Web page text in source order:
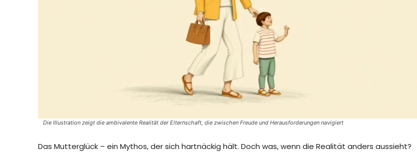
Die Illustration zeigt die ambivalente Realität der Elternschaft, die zwischen Freude und Herausforderungen navigiert
Das Mutterglück – ein Mythos, der sich hartnäckig hält. Doch was, wenn die Realität anders aussieht?